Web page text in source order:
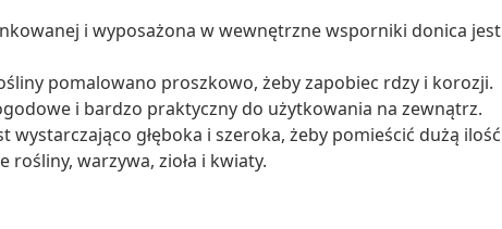
i wyposażona w wewnętrzne wsporniki donica jest
pomalowano proszkowo, żeby zapobiec rdzy i korozji.
i bardzo praktyczny do użytkowania na zewnątrz.
głęboka i szeroka, żeby pomieścić dużą ilość
warzywa, zioła i kwiaty.